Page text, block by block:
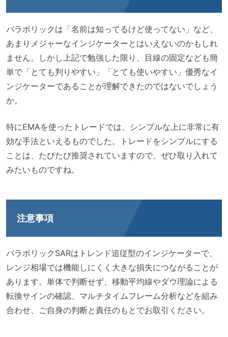
パラボリックは「名前は知ってるけど使ってない」など、
あまりメジャーなインジケーターとはいえないのかもしれ
ません。しかし上記で勉強した限り、目線の固定なども簡
単で「とても判りやすい」「とても使いやすい」優秀なイ
ンジケーターであることが理解できたのではないでしょう
か。
特にEMAを使ったトレードでは、シンプルな上に非常に有
効な手法といえるものでした。トレードをシンプルにする
ことは、たびたび推奨されていますので、ぜひ取り入れて
みたいものですね。
注意事項
パラボリックSARはトレンド追従型のインジケーターで、
レンジ相場では機能しにくく大きな損失につながることが
あります。単体で判断せず、移動平均線やダウ理論による
転換サインの確認、マルチタイムフレーム分析などを組み
合わせ、ご自身の判断と責任のもとでお取引ください。